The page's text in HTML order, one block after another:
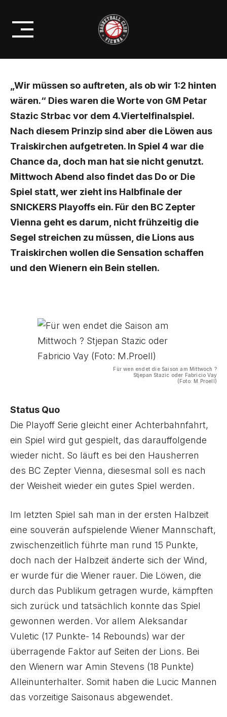
content
SHOWDOWN IN SPIEL 5- WER
ZIEHT INS HALBFINALE EIN ?
„Wir müssen so auftreten, als ob wir 1:2 hinten
wären.“ Dies waren die Worte von GM Petar
Stazic Strbac vor dem 4.Viertelfinalspiel.
Nach diesem Prinzip sind aber die Löwen aus
Traiskirchen aufgetreten. In Spiel 4 war die
Chance da, doch man hat sie nicht genutzt.
Mittwoch Abend also findet das Do or Die
Spiel statt, wer zieht ins Halbfinale der
SNICKERS Playoffs ein. Für den BC Zepter
Vienna geht es darum, nicht frühzeitig die
Segel streichen zu müssen, die Lions aus
Traiskirchen wollen die Sensation schaffen
und den Wienern ein Bein stellen.
Für wen endet die Saison am Mittwoch ?
Stjepan Stazic oder Fabricio Vay
(Foto: M.Proell)
Status Quo
Die Playoff Serie gleicht einer Achterbahnfahrt,
ein Spiel wird gut gespielt, das darauffolgende
wieder nicht. So läuft es bei den Hausherren
des BC Zepter Vienna, diesesmal soll es nach
der Weisheit wieder ein gutes Spiel werden.
Im letzten Spiel sah man in der ersten Halbzeit
eine souverän aufspielende Wiener Mannschaft,
zwischenzeitlich führte man rund 15 Punkte,
doch nach der Halbzeit änderte sich der Wind,
er wurde für die Wiener rauer. Die Löwen, die
durch das Publikum getragen wurde, kämpften
sich zurück und tatsächlich konnte das Spiel
gewonnen werden. Vor allem Aleksandar
Vuletic (17 Punkte- 14 Rebounds) war der
überragende Faktor auf Seiten der Lions. Bei
den Wienern war Amin Stevens (18 Punkte)
Alleinunterhalter. Somit haben die Lucic Mannen
das vorzeitige Saisonaus abgewendet.